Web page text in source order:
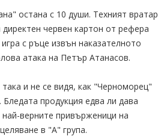
остана с 10 души. Техният вратар
червен картон от рефера
с ръце извън наказателното
атака на Петър Атанасов.
и не се видя, как "Черноморец"
продукция едва ли дава
верните привърженици на
в "А" група.